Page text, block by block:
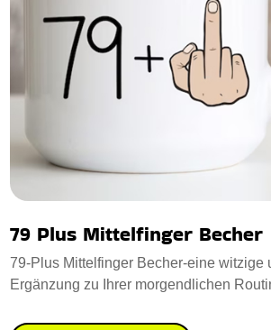
79 Plus Mittelfinger Becher
79-Plus Mittelfinger Becher-eine witzige
Ergänzung zu Ihrer morgendlichen